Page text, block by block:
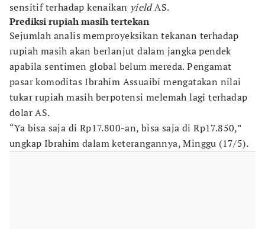
sensitif terhadap kenaikan yieldAS.
Prediksi rupiah masih tertekan
Sejumlah analis memproyeksikan tekanan terhadap
rupiah masih akan berlanjut dalam jangka pendek
apabila sentimen global belum mereda. Pengamat
pasar komoditas Ibrahim Assuaibi mengatakan nilai
tukar rupiah masih berpotensi melemah lagi terhadap
dolar AS.
“Ya bisa saja di Rp17.800-an, bisa saja di Rp17.850,”
ungkap Ibrahim dalam keterangannya, Minggu (17/5).